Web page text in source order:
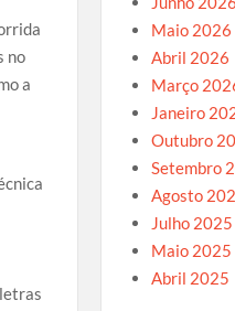
no
a
Maio 2026
Abril 2026
Março
Janeiro
Outubro
Setembro
Agosto
Julho 2025
Maio 2025
Abril 2025